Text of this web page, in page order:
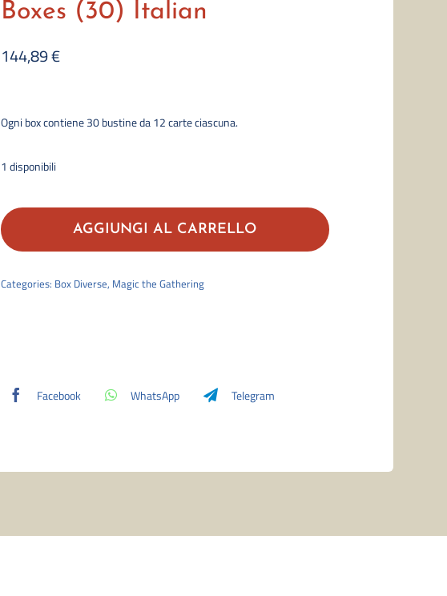
Boxes (30) Italian
144,89€
Ogni box contiene 30 bustine da 12 carte ciascuna.
1 disponibili
Lost
Caverns
Ixalan
Booster
Italian
AGGIUNGI AL CARRELLO
Categories: Box Diverse, Magic the Gathering
Facebook WhatsApp Telegram